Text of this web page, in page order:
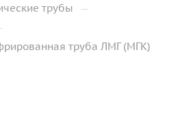
трубы —
труба ЛМГ (МГК)